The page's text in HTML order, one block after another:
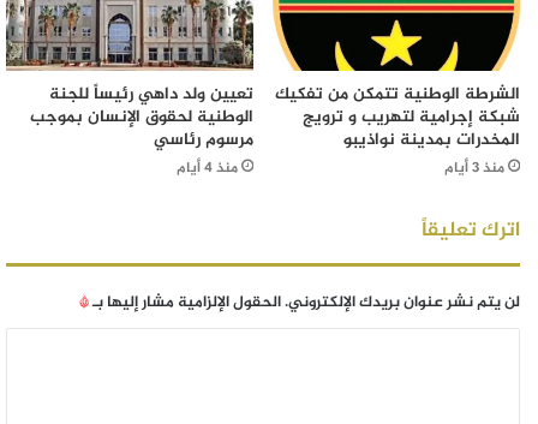
الشرطة الوطنية تتمكن من تفكيك
شبكة إجرامية لتهريب و ترويج
المخدرات بمدينة نواذيبو
منذ 3 أيام
تعيين ولد داهي رئيساً للجنة
الوطنية لحقوق الإنسان بموجب
مرسوم رئاسي
منذ 4 أيام
اترك تعليقاً
لن يتم نشر عنوان بريدك الإلكتروني.الحقول الإلزامية مشار إليها بـ*